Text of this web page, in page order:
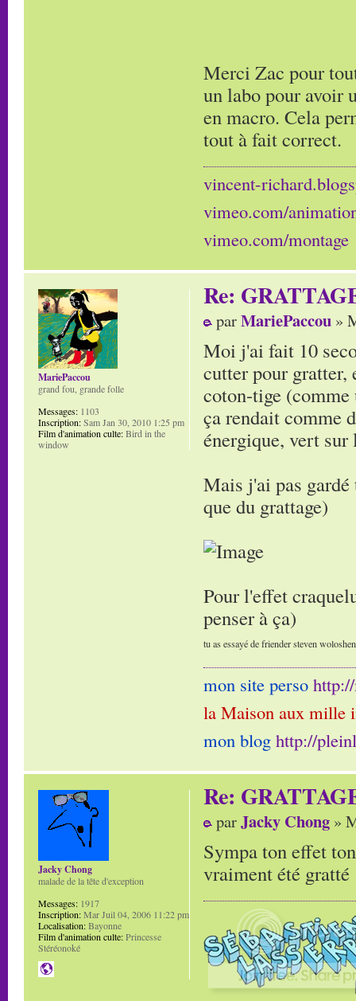
Merci Zac pour
un labo pour avoir
en macro. Cela
tout à fait correct.
vincent-
vimeo.com/
vimeo.com/montage
Re:
parMariePaccou »
Moi j'ai fait 10
cutter pour gratter,
coton-tige
ça rendait comme
énergique, vert sur
Mais j'ai pas
que du grattage)
Pour l'effet
penser à ça)
tu as essayé de friender steven
mon site perso
la Maison aux mille
mon blog http://
MariePaccou
grand fou, grande folle
Messages: 1103
Inscription:Sam Jan 30, 2010 1:25 pm
Film d'animation culte:Bird in the
window
Re:
parJacky Chong »
Sympa ton effet
vraiment été gratté
Jacky Chong
malade de la tête d'exception
Messages: 1917
Inscription:Mar Juil 04, 2006 11:22 pm
Localisation:Bayonne
Film d'animation culte:Princesse
Stéréonoké